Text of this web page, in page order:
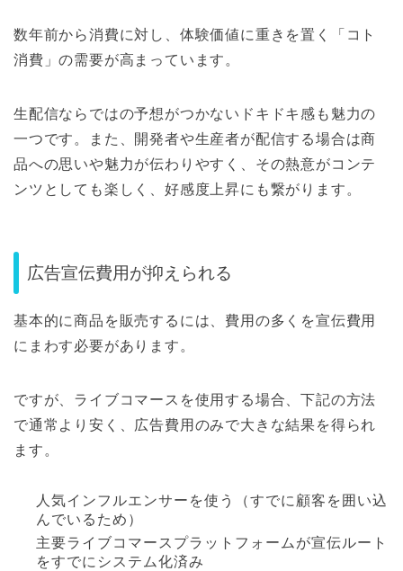
数年前から消費に対し、体験価値に重きを置く「コト
消費」の需要が高まっています。
生配信ならではの予想がつかないドキドキ感も魅力の
一つです。また、開発者や生産者が配信する場合は商
品への思いや魅力が伝わりやすく、その熱意がコンテ
ンツとしても楽しく、好感度上昇にも繋がります。
広告宣伝費用が抑えられる
基本的に商品を販売するには、費用の多くを宣伝費用
にまわす必要があります。
ですが、ライブコマースを使用する場合、下記の方法
で通常より安く、広告費用のみで大きな結果を得られ
ます。
人気インフルエンサーを使う（すでに顧客を囲い込
んでいるため）
主要ライブコマースプラットフォームが宣伝ルート
をすでにシステム化済み